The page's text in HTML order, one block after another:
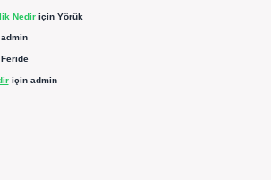
Nediriçin Yörük
admin
Feride
için admin